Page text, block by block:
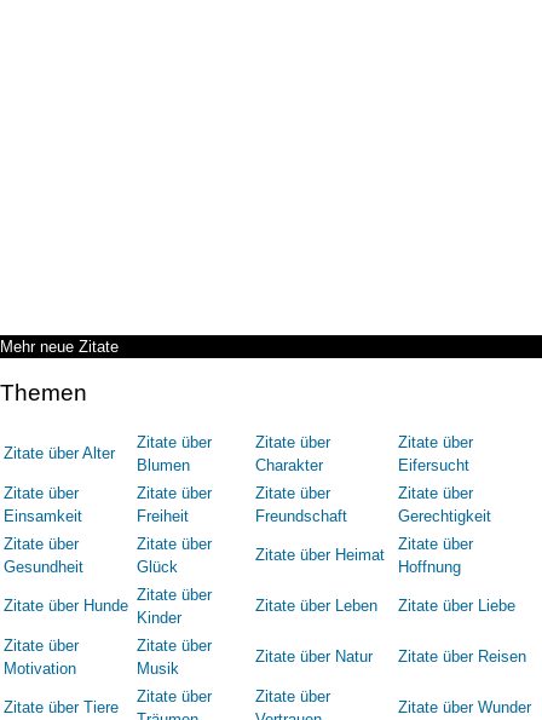
Mehr neue Zitate
Themen
Zitate über Alter
Zitate über
Blumen
Zitate über
Charakter
Zitate über
Eifersucht
Zitate über
Einsamkeit
Zitate über
Freiheit
Zitate über
Freundschaft
Zitate über
Gerechtigkeit
Zitate über
Gesundheit
Zitate über
Glück
Zitate über Heimat
Zitate über
Hoffnung
Zitate über Hunde
Zitate über
Kinder
Zitate über Leben Zitate über Liebe
Zitate über
Motivation
Zitate über
Musik
Zitate über Natur Zitate über Reisen
Zitate über Tiere
Zitate über
Zitate über
Zitate über Wunder